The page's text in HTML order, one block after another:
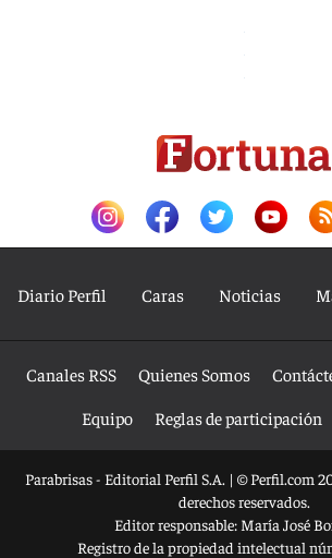
Diario Perfil Caras Noticias
Canales RSS Quienes Somos
Equipo
Reglas de participación
Parabrisas - Editorial Perfil S.A. | © Perfil.com
derechos reservados.
Editor responsable: María José
Registro de la propiedad intelectual